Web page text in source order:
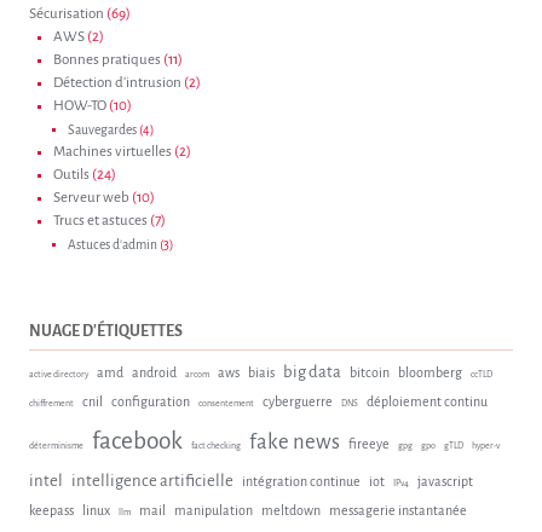
Sécurisation (69)
AWS (2)
Bonnes pratiques (11)
Détection d'intrusion (2)
HOW-TO (10)
Sauvegardes (4)
Machines virtuelles (2)
Outils (24)
Serveur web (10)
Trucs et astuces (7)
Astuces d'admin (3)
NUAGE D'ÉTIQUETTES
active directory amd android arcom aws biais big data bitcoin bloomberg ccTLD
chiffrement cnil configuration consentement cyberguerre DNS déploiement continu
déterminisme facebook fact checking fake news fireeye gpg gpo gTLD hyper-v
intel intelligence artificielle intégration continue iot IPv4
javascript
keepass
linux llm mail manipulation meltdown messagerie instantanée